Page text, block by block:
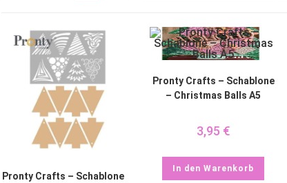
Pronty Crafts – Schablone
Pronty Crafts – Schablone
– Christmas Balls A5
3,95 €
In den Warenkorb